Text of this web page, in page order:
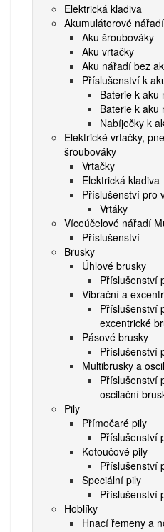
Elektrická kladiva
Akumulátorové nářadí
Aku šroubováky
Aku vrtačky
Aku nářadí bez
Příslušenství k
Baterie k aku
Baterie k aku
Nabíječky k
Elektrické vrtačky,
šroubováky
Vrtačky
Elektrická kladiva
Příslušenství pro
Vrtáky
Víceúčelové nářadí
Příslušenství
Brusky
Úhlové brusky
Příslušenství
Vibrační a
Příslušenství
excentrické
Pásové brusky
Příslušenství
Multibrusky a
Příslušenství
oscilační
Pily
Přímočaré pily
Příslušenství
Kotoučové pily
Příslušenství
Speciální pily
Příslušenství
Hoblíky
Hnací řemeny a